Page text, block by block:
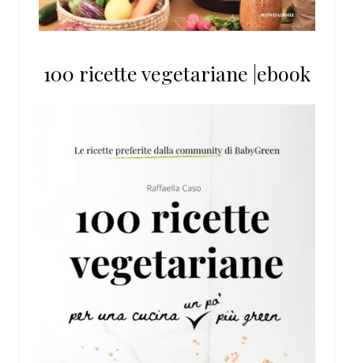
100 ricette vegetariane |ebook